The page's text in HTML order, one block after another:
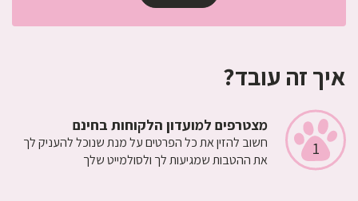
איך זה עובד?
1
מצטרפים למועדון הלקוחות בחינם
חשוב להזין את כל הפרטים על מנת שנוכל להעניק לך
את ההטבות שמגיעות לך ולסולמייט שלך